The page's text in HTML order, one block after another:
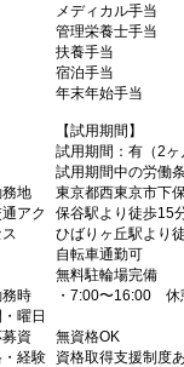
メディカル手当
管理栄養士手当
扶養手当
宿泊手当
年末年始手当
【試用期間】
試用期間：有（2ヶ
試用期間中の労働
地
東京都西東京市下
アク
保谷駅より徒歩15
ひばりヶ丘駅より
自転車通勤可
無料駐輪場完備
時
曜日
・7:00〜16:00
募資
経験
無資格OK
資格取得支援制度